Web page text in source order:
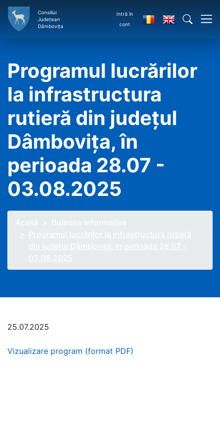
Consiliul
Județean
Dâmbovița
Intră în
cont
Programul lucrărilor
la infrastructura
rutieră din județul
Dâmbovița, în
perioada 28.07 -
03.08.2025
25.07.2025
Vizualizare program (format PDF)